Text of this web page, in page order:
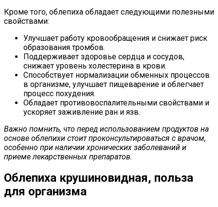
Кроме того, облепиха обладает следующими полезными
свойствами:
Улучшает работу кровообращения и снижает риск
образования тромбов.
Поддерживает здоровье сердца и сосудов,
снижает уровень холестерина в крови.
Способствует нормализации обменных процессов
в организме, улучшает пищеварение и облегчает
процесс похудения.
Обладает противовоспалительными свойствами и
ускоряет заживление ран и язв.
Важно помнить, что перед использованием продуктов на
основе облепихи стоит проконсультироваться с врачом,
особенно при наличии хронических заболеваний и
приеме лекарственных препаратов.
Облепиха крушиновидная, польза
для организма